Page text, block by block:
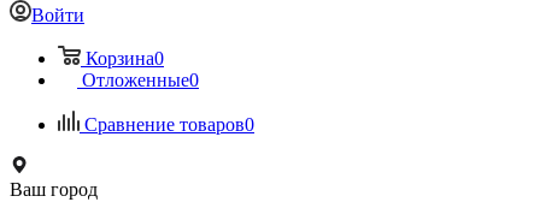
Войти
Корзина0
Отложенные0
Сравнение товаров0
Ваш город